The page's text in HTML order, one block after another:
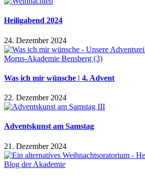
Heiligabend 2024
24. Dezember 2024
Was ich mir wünsche | 4. Advent
22. Dezember 2024
Adventskunst am Samstag
21. Dezember 2024